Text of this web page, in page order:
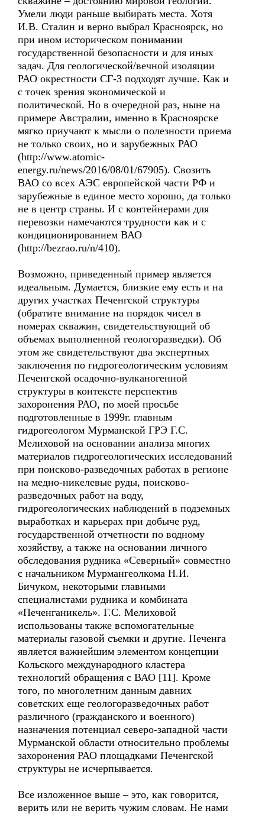
Умели люди раньше выбирать места. Хотя
И.В. Сталин и верно выбрал Красноярск, но
при ином историческом понимании
государственной безопасности и для иных
задач. Для геологической/вечной изоляции
РАО окрестности СГ-3 подходят лучше. Как и
с точек зрения экономической и
политической. Но в очередной раз, ныне на
примере Австралии, именно в Красноярске
мягко приучают к мысли о полезности приема
не только своих, но и зарубежных РАО
(http://www.atomic-
energy.ru/news/2016/08/01/67905). Свозить
ВАО со всех АЭС европейской части РФ и
зарубежные в единое место хорошо, да только
не в центр страны. И с контейнерами для
перевозки намечаются трудности как и с
кондиционированием ВАО
(http://bezrao.ru/n/410).
Возможно, приведенный пример является
идеальным. Думается, близкие ему есть и на
других участках Печенгской структуры
(обратите внимание на порядок чисел в
номерах скважин, свидетельствующий об
объемах выполненной геологоразведки). Об
этом же свидетельствуют два экспертных
заключения по гидрогеологическим условиям
Печенгской осадочно-вулканогенной
структуры в контексте перспектив
захоронения РАО, по моей просьбе
подготовленные в 1999г. главным
гидрогеологом Мурманской ГРЭ Г.С.
Мелиховой на основании анализа многих
материалов гидрогеологических исследований
при поисково-разведочных работах в регионе
на медно-никелевые руды, поисково-
разведочных работ на воду,
гидрогеологических наблюдений в подземных
выработках и карьерах при добыче руд,
государственной отчетности по водному
хозяйству, а также на основании личного
обследования рудника «Северный» совместно
с начальником Мурмангеолкома Н.И.
Бичуком, некоторыми главными
специалистами рудника и комбината
«Печенганикель». Г.С. Мелиховой
использованы также вспомогательные
материалы газовой съемки и другие. Печенга
является важнейшим элементом концепции
Кольского международного кластера
технологий обращения с ВАО [11]. Кроме
того, по многолетним данным давних
советских еще геологоразведочных работ
различного (гражданского и военного)
назначения потенциал северо-западной части
Мурманской области относительно проблемы
захоронения РАО площадками Печенгской
структуры не исчерпывается.
Все изложенное выше – это, как говорится,
верить или не верить чужим словам. Не нами